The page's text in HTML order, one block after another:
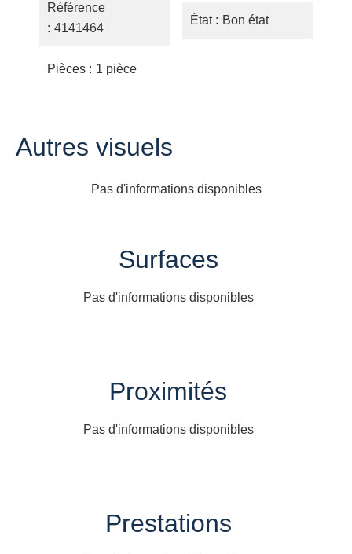
Référence
4141464
Pièces 1 pièce
État Bon état
Autres visuels
Pas d'informations disponibles
Surfaces
Pas d'informations disponibles
Proximités
Pas d'informations disponibles
Prestations